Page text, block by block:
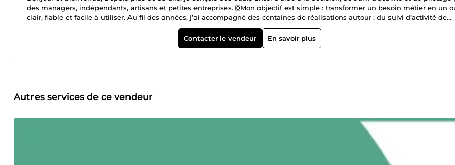
des managers, indépendants, artisans et petites entreprises. ❎Mon objectif est simple : transformer un besoin métier en un
clair, fiable et facile à utiliser. Au fil des années, j’ai accompagné des centaines de réalisations autour : du suivi d’activité de
l’analyse de données de l’automatisation de tâches du pilotage d’indicateurs de l’optimisation de fichiers Excel Chaque projet est
étudié avec une logique terrain et une vision orientée utilisateur. ❎Ma méthode de travail Comprendre vos besoins et vos
contraintes Concevoir une solution simple et efficace Sécuriser les données et leur exploitation Automatiser les tâches
Power Query indicateurs et synthèses gestion d’activité suivi clients, réservations ou facturation Ressources et accompagnement
la plus adaptée. En résumé : si vous cherchez une solution Excel claire, efficace et pensée pour votre activité, je serai ravi de
Contacter le vendeur En savoir plus
Autres services de ce vendeur